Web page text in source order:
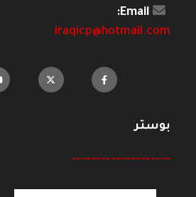
Email:
iraqicp@hotmail.com
بوستر
--------------------